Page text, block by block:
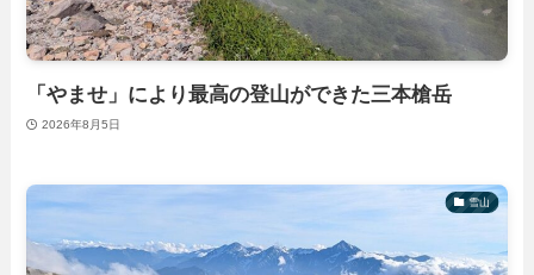
「やませ」により最高の登山ができた三本槍岳
2026年8月5日
雪山